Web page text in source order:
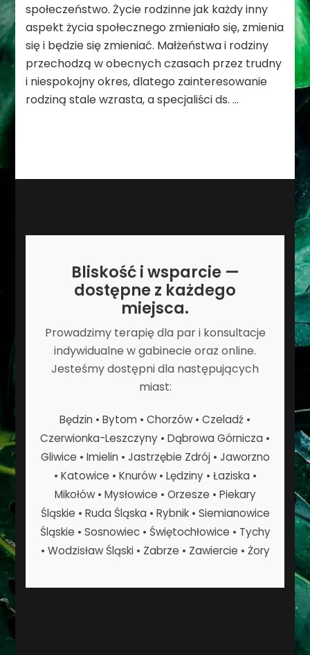
społeczeństwo. Życie rodzinne jak każdy inny
aspekt życia społecznego zmieniało się, zmienia
się i będzie się zmieniać. Małżeństwa i rodziny
przechodzą w obecnych czasach przez trudny
i niespokojny okres, dlatego zainteresowanie
rodziną stale wzrasta, a specjaliści ds. …
Bliskość i wsparcie —
dostępne z każdego
miejsca.
Prowadzimy terapię dla par i konsultacje
indywidualne w gabinecie oraz online.
Jesteśmy dostępni dla następujących
miast:
Będzin • Bytom • Chorzów • Czeladź •
Czerwionka-Leszczyny • Dąbrowa Górnicza •
Gliwice • Imielin • Jastrzębie Zdrój • Jaworzno
• Katowice • Knurów • Lędziny • Łaziska •
Mikołów • Mysłowice • Orzesze • Piekary
Śląskie • Ruda Śląska • Rybnik • Siemianowice
Śląskie • Sosnowiec • Świętochłowice • Tychy
• Wodzisław Śląski • Zabrze • Zawiercie • Żory